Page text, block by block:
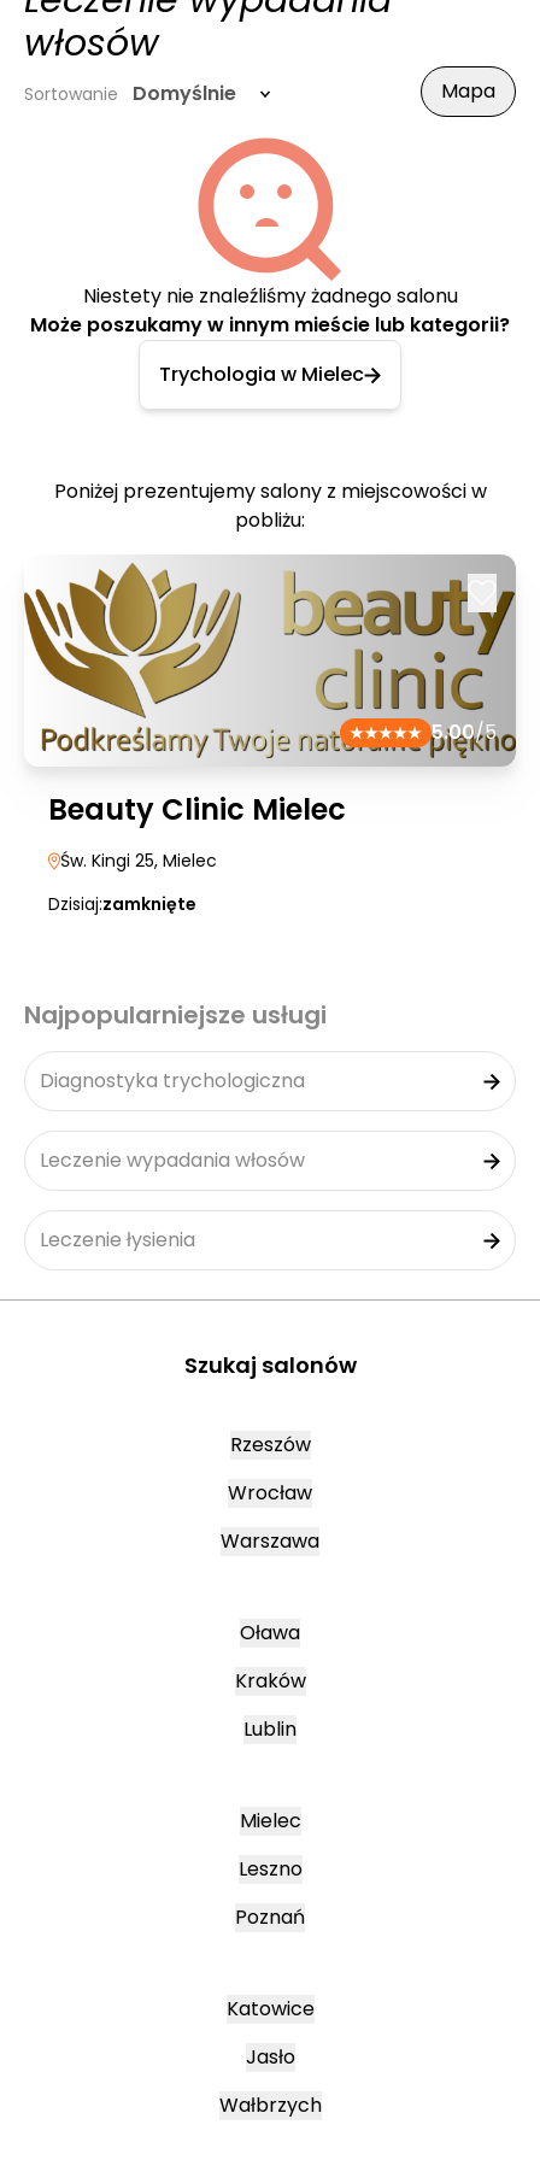
włosów
Sortowanie Domyślnie Mapa
Niestety nie znaleźliśmy żadnego salonu
Może poszukamy w innym mieście lub kategorii?
Trychologia w Mielec
Poniżej prezentujemy salony z miejscowości w
pobliżu:
5.00/5
Beauty Clinic Mielec
Św. Kingi 25, Mielec
Dzisiaj:zamknięte
Najpopularniejsze usługi
Diagnostyka trychologiczna
Leczenie wypadania włosów
Leczenie łysienia
Szukaj salonów
Rzeszów
Wrocław
Warszawa
Oława
Kraków
Lublin
Mielec
Leszno
Poznań
Katowice
Jasło
Wałbrzych